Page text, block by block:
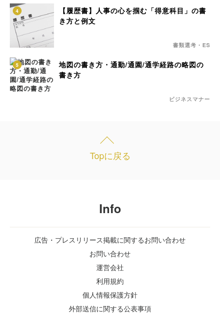
4
【履歴書】人事の心を掴む「得意科目」の書
き方と例文
書類選考・ES
5
地図の書き方・通勤/通園/通学経路の略図の
書き方
ビジネスマナー
Topに戻る
Info
広告・プレスリリース掲載に関するお問い合わせ
お問い合わせ
運営会社
利用規約
個人情報保護方針
外部送信に関する公表事項